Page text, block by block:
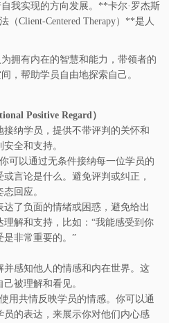
我实现的方向发展。**卡尔·罗杰斯
（Client-Centered Therapy）**是人
拥有内在的智慧和能力，带领者的
，帮助学员自由地探索自己。
Positive Regard）
接纳学员，提供不带评判的关怀和
全和支持。
你可以通过无条件接纳每一位学员的
言论是什么。避免评判或纠正，
回应。
达了负面的情绪或困惑，避免给出
解和支持，比如：“我能感受到你
是非常重要的。”
并感知他人的情感和内在世界。这
被理解和看见。
用共情反映学员的情感。你可以通
员的表达，来展示你对他们内心感